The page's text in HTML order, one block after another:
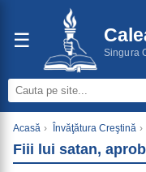
☰
Singura
Acasă › Învăţătura Creştină ›
Fiii lui satan,